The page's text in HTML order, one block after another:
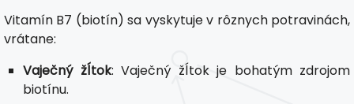
Vitamín B7 (biotín) sa vyskytuje v rôznych potravinách,
vrátane:
Vaječný žĺtok: Vaječný žĺtok je bohatým zdrojom
biotínu.